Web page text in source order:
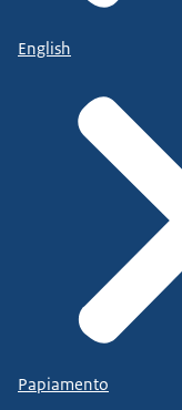
English
Papiamento